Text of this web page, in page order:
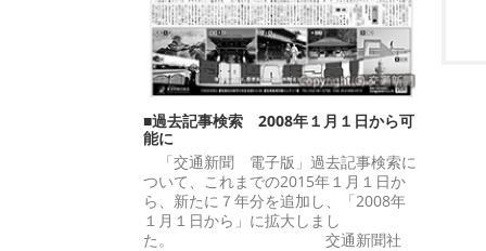
■過去記事検索 2008年１月１日から可
能に
「交通新聞 電子版」過去記事検索に
ついて、これまでの2015年１月１日か
ら、新たに７年分を追加し、「2008年
１月１日から」に拡大しまし
た。 交通新聞社